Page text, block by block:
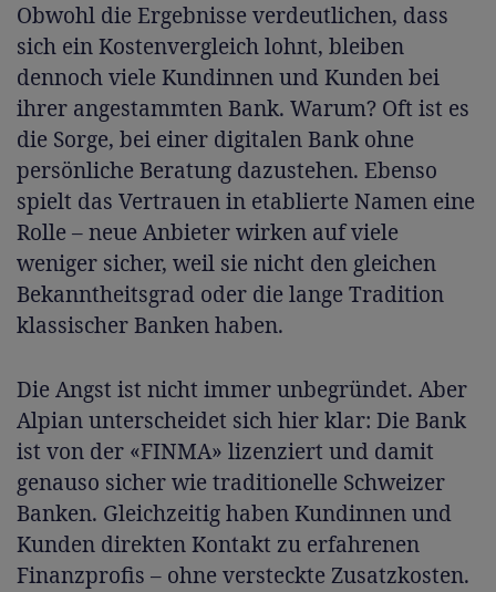
Obwohl die Ergebnisse verdeutlichen, dass
sich ein Kostenvergleich lohnt, bleiben
dennoch viele Kundinnen und Kunden bei
ihrer angestammten Bank. Warum? Oft ist es
die Sorge, bei einer digitalen Bank ohne
persönliche Beratung dazustehen. Ebenso
spielt das Vertrauen in etablierte Namen eine
Rolle – neue Anbieter wirken auf viele
weniger sicher, weil sie nicht den gleichen
Bekanntheitsgrad oder die lange Tradition
klassischer Banken haben.
Die Angst ist nicht immer unbegründet. Aber
Alpian unterscheidet sich hier klar: Die Bank
ist von der «FINMA» lizenziert und damit
genauso sicher wie traditionelle Schweizer
Banken. Gleichzeitig haben Kundinnen und
Kunden direkten Kontakt zu erfahrenen
Finanzprofis – ohne versteckte Zusatzkosten.